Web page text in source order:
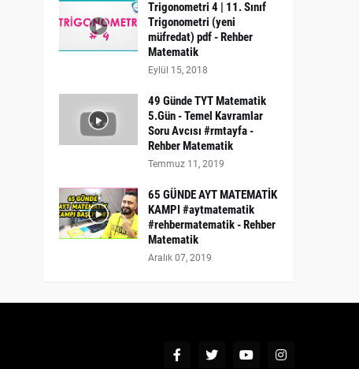
Trigonometri 4 | 11. Sınıf
Trigonometri (yeni
müfredat) pdf - Rehber
Matematik
Eylül 15, 2018
49 Günde TYT Matematik
5.Gün - Temel Kavramlar
Soru Avcısı #rmtayfa -
Rehber Matematik
Temmuz 11, 2019
65 GÜNDE AYT MATEMATİK
KAMPI #aytmatematik
#rehbermatematik - Rehber
Matematik
Aralık 07, 2019